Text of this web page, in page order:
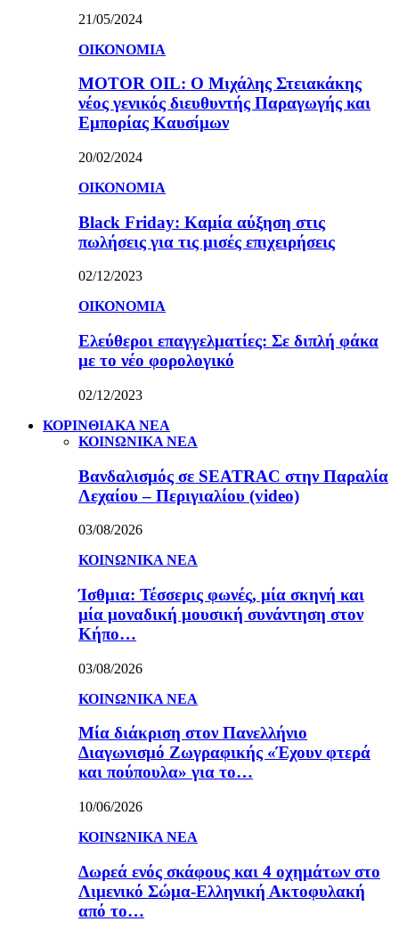
21/05/2024
ΟΙΚΟΝΟΜΙΑ
MOTOR OIL: Ο Μιχάλης Στειακάκης
νέος γενικός διευθυντής Παραγωγής και
Εμπορίας Καυσίμων
20/02/2024
ΟΙΚΟΝΟΜΙΑ
Black Friday: Καμία αύξηση στις
πωλήσεις για τις μισές επιχειρήσεις
02/12/2023
ΟΙΚΟΝΟΜΙΑ
Ελεύθεροι επαγγελματίες: Σε διπλή φάκα
με το νέο φορολογικό
02/12/2023
ΚΟΡΙΝΘΙΑΚΑ ΝΕΑ
ΚΟΙΝΩΝΙΚΑ ΝΕΑ
Βανδαλισμός σε SEATRAC στην Παραλία
Λεχαίου – Περιγιαλίου (video)
03/08/2026
ΚΟΙΝΩΝΙΚΑ ΝΕΑ
Ίσθμια: Τέσσερις φωνές, μία σκηνή και
μία μοναδική μουσική συνάντηση στον
Κήπο…
03/08/2026
ΚΟΙΝΩΝΙΚΑ ΝΕΑ
Μία διάκριση στον Πανελλήνιο
Διαγωνισμό Ζωγραφικής «Έχουν φτερά
και πούπουλα» για το…
10/06/2026
ΚΟΙΝΩΝΙΚΑ ΝΕΑ
Δωρεά ενός σκάφους και 4 οχημάτων στο
Λιμενικό Σώμα-Ελληνική Ακτοφυλακή
από το…